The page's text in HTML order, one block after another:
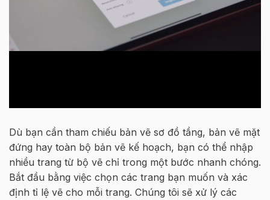
Dù bạn cần tham chiếu bản vẽ sơ đồ tầng, bản vẽ mặt
đứng hay toàn bộ bản vẽ kế hoạch, bạn có thể nhập
nhiều trang từ bộ vẽ chỉ trong một bước nhanh chóng.
Bắt đầu bằng việc chọn các trang bạn muốn và xác
định tỉ lệ vẽ cho mỗi trang. Chúng tôi sẽ xử lý các